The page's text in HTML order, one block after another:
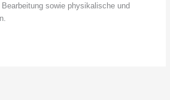
sowie physikalische und